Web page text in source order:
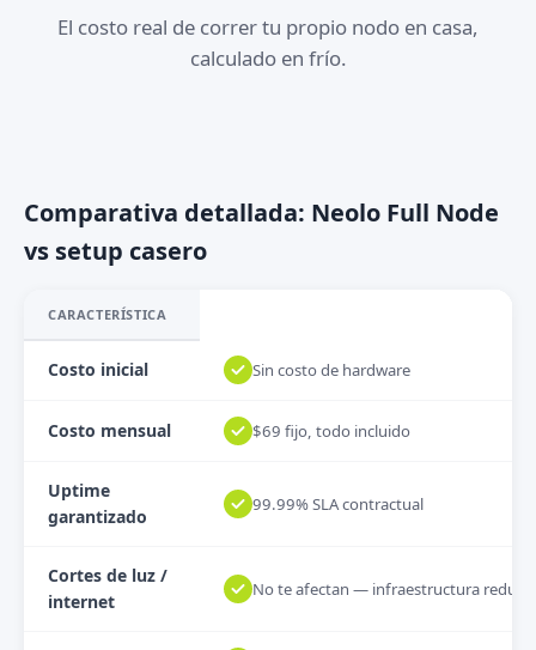
El costo real de correr tu propio nodo en casa,
calculado en frío.
Comparativa detallada: Neolo Full Node
vs setup casero
CARACTERÍSTICA
Costo inicial Sin costo de hardware
Costo mensual $69 fijo, todo incluido
Uptime
garantizado
99.99% SLA contractual
Cortes de luz /
internet
No te afectan — infraestructura